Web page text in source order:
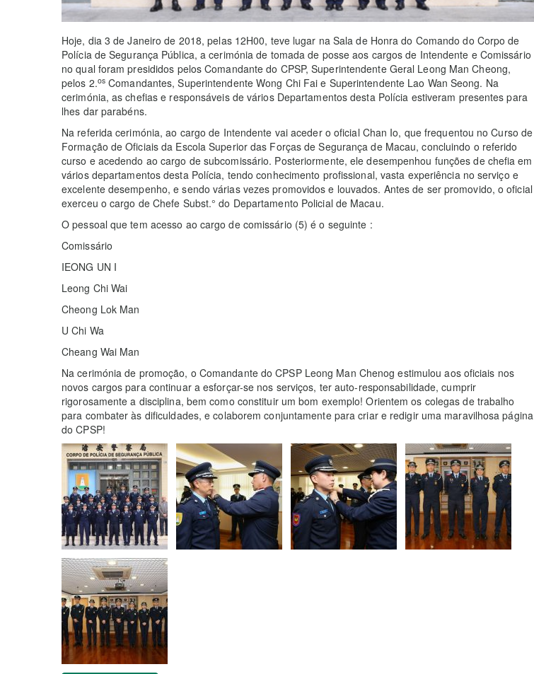
Hoje, dia 3 de Janeiro de 2018, pelas 12H00, teve lugar na Sala de Honra do Comando do Corpo de
Polícia de Segurança Pública, a cerimónia de tomada de posse aos cargos de Intendente e Comissário
no qual foram presididos pelos Comandante do CPSP, Superintendente Geral Leong Man Cheong,
pelos 2.os Comandantes, Superintendente Wong Chi Fai e Superintendente Lao Wan Seong. Na
cerimónia, as chefias e responsáveis de vários Departamentos desta Polícia estiveram presentes para
lhes dar parabéns.
Na referida cerimónia, ao cargo de Intendente vai aceder o oficial Chan Io, que frequentou no Curso de
Formação de Oficiais da Escola Superior das Forças de Segurança de Macau, concluindo o referido
curso e acedendo ao cargo de subcomissário. Posteriormente, ele desempenhou funções de chefia em
vários departamentos desta Polícia, tendo conhecimento profissional, vasta experiência no serviço e
excelente desempenho, e sendo várias vezes promovidos e louvados. Antes de ser promovido, o oficial
exerceu o cargo de Chefe Subst.° do Departamento Policial de Macau.
O pessoal que tem acesso ao cargo de comissário (5) é o seguinte :
Comissário
IEONG UN I
Leong Chi Wai
Cheong Lok Man
U Chi Wa
Cheang Wai Man
Na cerimónia de promoção, o Comandante do CPSP Leong Man Chenog estimulou aos oficiais nos
novos cargos para continuar a esforçar-se nos serviços, ter auto-responsabilidade, cumprir
rigorosamente a disciplina, bem como constituir um bom exemplo! Orientem os colegas de trabalho
para combater às dificuldades, e colaborem conjuntamente para criar e redigir uma maravilhosa página
do CPSP!